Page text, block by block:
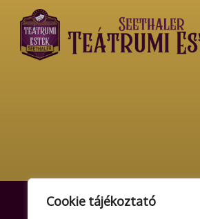
Cookie tájékoztató
előadást, teljesen feltöltődtem.
Még ilyen vidám darabokat, sokat!